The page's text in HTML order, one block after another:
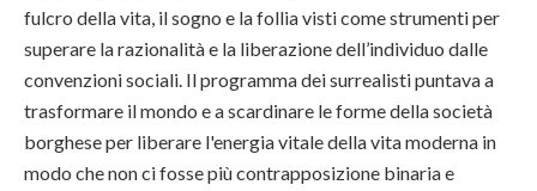
fulcro della vita, il sogno e la follia visti come strumenti per
superare la razionalità e la liberazione dell’individuo dalle
convenzioni sociali. Il programma dei surrealisti puntava a
trasformare il mondo e a scardinare le forme della società
borghese per liberare l'energia vitale della vita moderna in
modo che non ci fosse più contrapposizione binaria e